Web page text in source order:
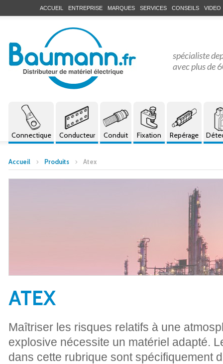
ACCUEIL ENTREPRISE MARQUES SERVICES CONSEILS VIDEO
Connectique Conducteur Conduit Fixation Repérage
spécialiste
avec plus de
Accueil Produits Atex
ATEX
Maîtriser les risques relatifs à une
explosive nécessite un matériel adapté.
dans cette rubrique sont spécifiquement